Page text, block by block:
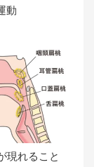
動
現れること